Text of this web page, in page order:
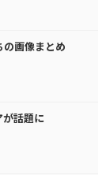
画像まとめ
話題に